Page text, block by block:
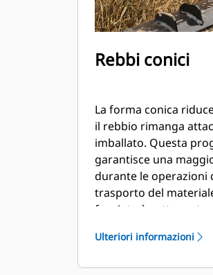
Rebbi conici
La forma conica
il rebbio rimanga
imballato. Questa
garantisce una
durante le operazioni
trasporto del materiale. Il
forgiato è sottoposto
resistenza alla
Ulteriori informazioni